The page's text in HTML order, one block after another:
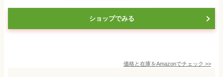
ショップでみる
価格と在庫をAmazonでチェック >>